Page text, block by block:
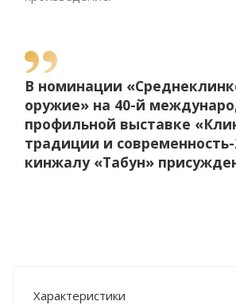
В номинации
оружие» на 40-й
профильной выставке
традиции и современность-
кинжалу «Табун»
Характеристики